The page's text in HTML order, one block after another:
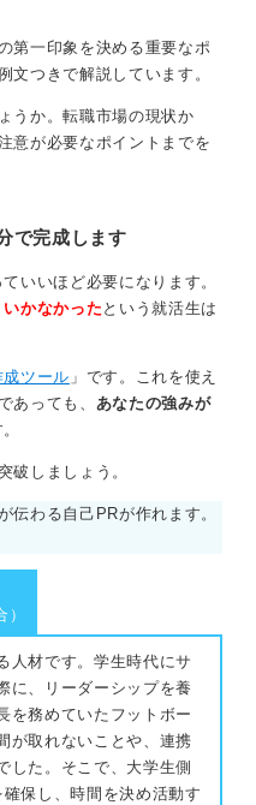
、企業が求めている最
て賢く確認しよう
貢献したい」という意欲
を質問しましょう。
現実的なサポート状況
までの経験を活かして
で、誠実さと成長意欲
差を埋めようとする人
第一印象を決める重要なポ
文つきで解説しています。
うか。転職市場の現状か
意が必要なポイントまでを
で完成します
いいほど必要になります。
かなかった という就活生は
ツール 」です。これを使え
あっても、 あなたの強みが
破しましょう。
伝わる自己PRが作れます。
人材です。学生時代にサ
に、リーダーシップを養
を務めていたフットボー
が取れないことや、連携
した。そこで、大学生側
保し、時間を決め活動す